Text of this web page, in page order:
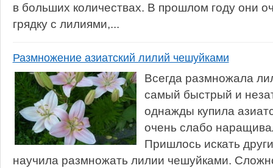
в больших количествах. В прошлом году они
грядку с лилиями,...
Размножение азиатский лилий чешуйками
Всегда размножала
самый быстрый и
однажды купила
очень слабо
Пришлось искать
научила размножать лилии чешуйками.